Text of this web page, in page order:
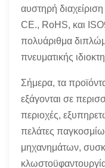
αυστηρή διαχείριση
CE., RoHS, και
πολυάριθμα
πνευματικής
Σήμερα, τα
εξάγονται σε
περιοχές,
πελάτες
μηχανημάτων,